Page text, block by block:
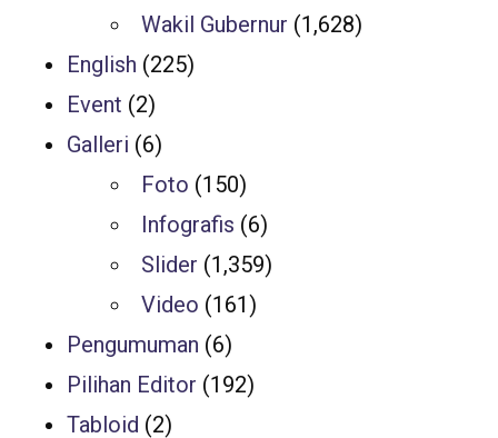
Wakil Gubernur (1,628)
English (225)
Event (2)
Galleri (6)
Foto (150)
Infografis (6)
Slider (1,359)
Video (161)
Pengumuman (6)
Pilihan Editor (192)
Tabloid (2)